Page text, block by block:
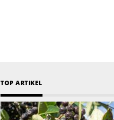
TOP ARTIKEL